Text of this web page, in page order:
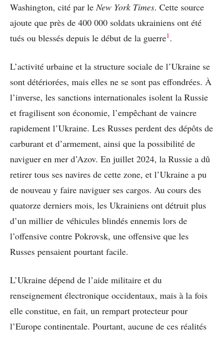
Washington, cité par le New York Times. Cette source
ajoute que près de 400 000 soldats ukrainiens ont été
tués ou blessés depuis le début de la guerre1.
L’activité urbaine et la structure sociale de l’Ukraine se
sont détériorées, mais elles ne se sont pas effondrées. À
l’inverse, les sanctions internationales isolent la Russie
et fragilisent son économie, l’empêchant de vaincre
rapidement l’Ukraine. Les Russes perdent des dépôts de
carburant et d’armement, ainsi que la possibilité de
naviguer en mer d’Azov. En juillet 2024, la Russie a dû
retirer tous ses navires de cette zone, et l’Ukraine a pu
de nouveau y faire naviguer ses cargos. Au cours des
quatorze derniers mois, les Ukrainiens ont détruit plus
d’un millier de véhicules blindés ennemis lors de
l’offensive contre Pokrovsk, une offensive que les
Russes pensaient pourtant facile.
L’Ukraine dépend de l’aide militaire et du
renseignement électronique occidentaux, mais à la fois
elle constitue, en fait, un rempart protecteur pour
l’Europe continentale. Pourtant, aucune de ces réalités